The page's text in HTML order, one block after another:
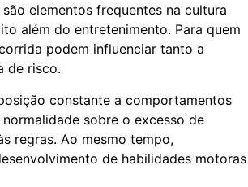
elementos frequentes na cultura
além do entretenimento. Para quem
podem influenciar tanto a
de risco.
constante a comportamentos
sobre o excesso de
regras. Ao mesmo tempo,
de habilidades motoras